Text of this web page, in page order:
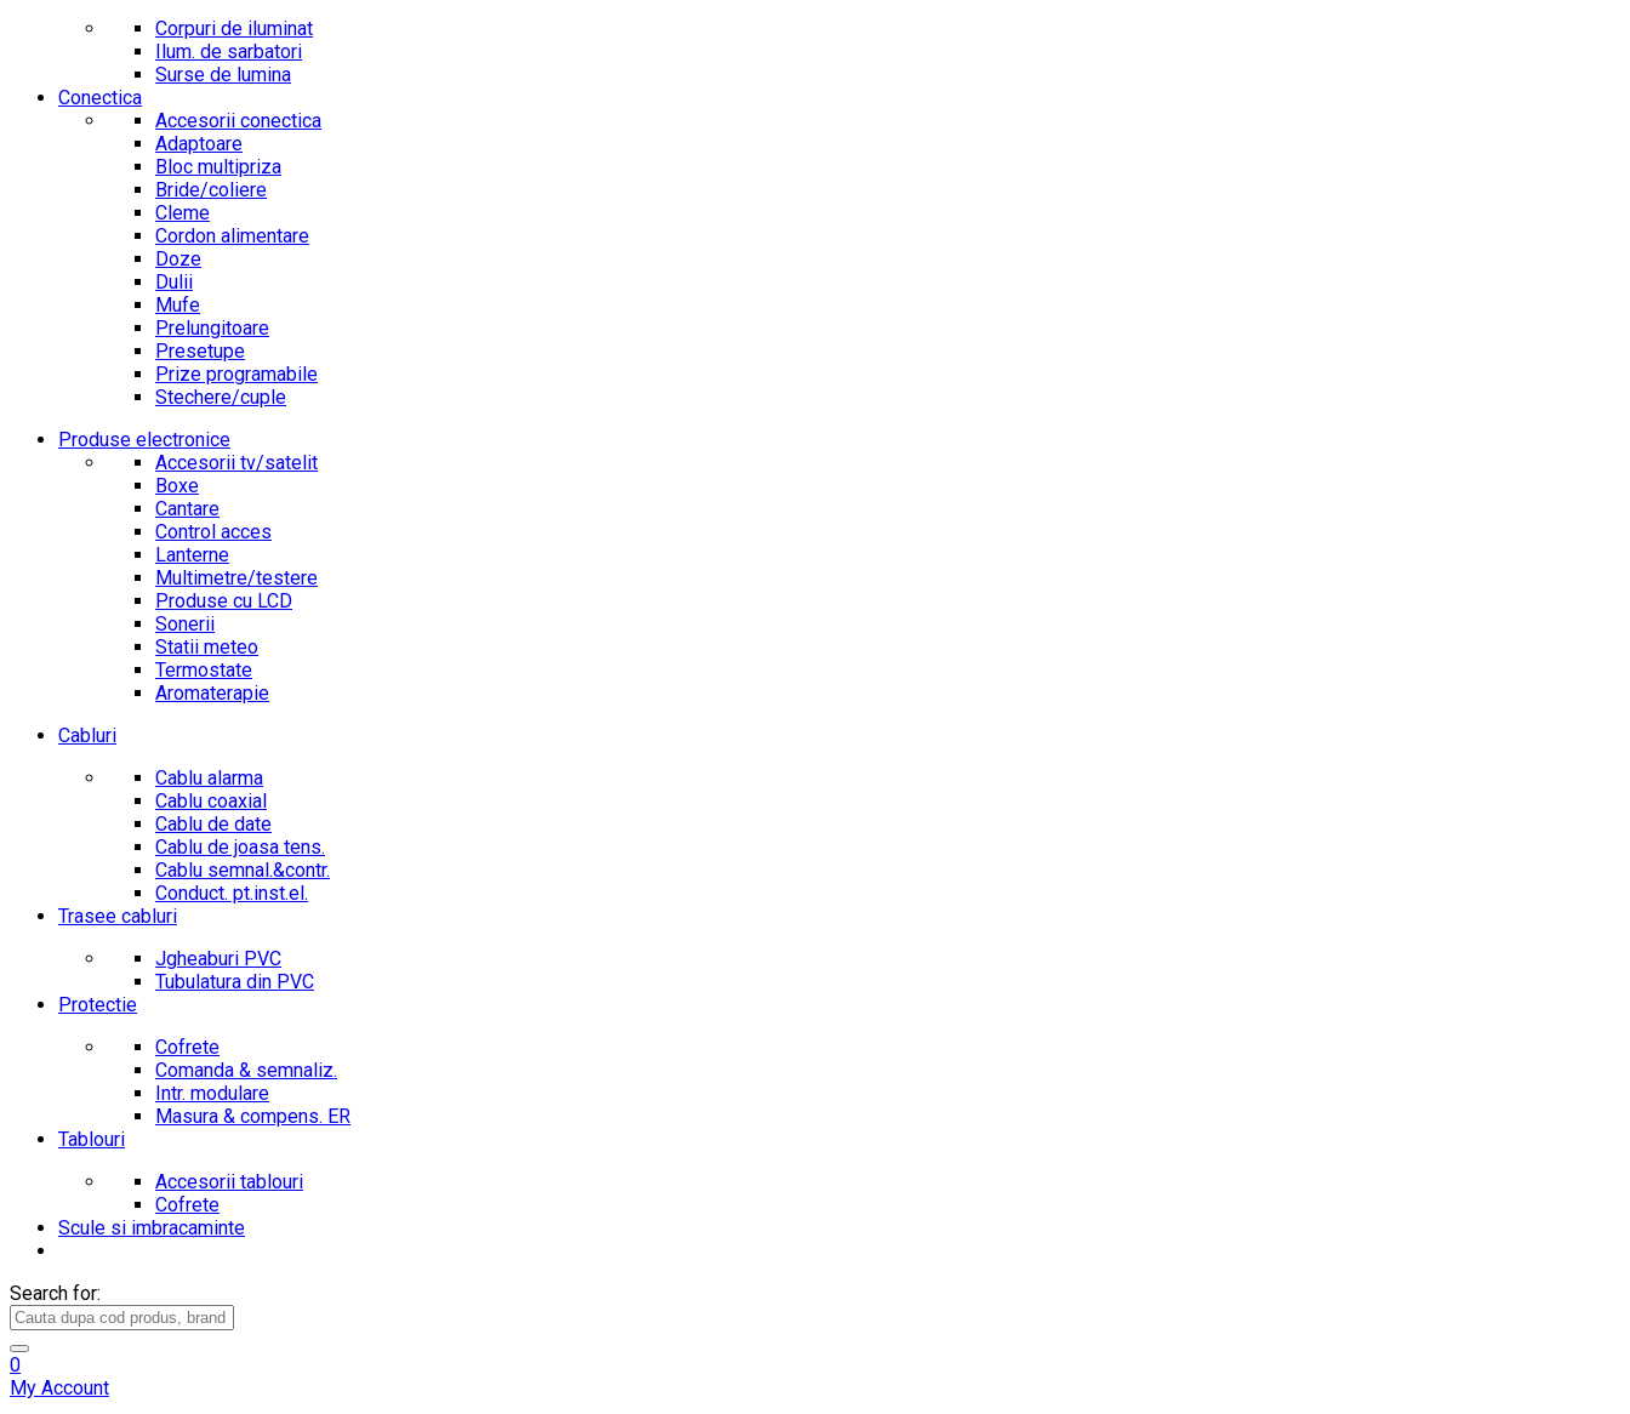
Corpuri de iluminat
Ilum. de sarbatori
Surse de lumina
Conectica
Accesorii conectica
Adaptoare
Bloc multipriza
Bride/coliere
Cleme
Cordon alimentare
Doze
Dulii
Mufe
Prelungitoare
Presetupe
Prize programabile
Stechere/cuple
Produse electronice
Accesorii tv/satelit
Boxe
Cantare
Control acces
Lanterne
Multimetre/testere
Produse cu LCD
Sonerii
Statii meteo
Termostate
Aromaterapie
Cabluri
Cablu alarma
Cablu coaxial
Cablu de date
Cablu de joasa tens.
Cablu semnal.&contr.
Conduct. pt.inst.el.
Trasee cabluri
Jgheaburi PVC
Tubulatura din PVC
Protectie
Cofrete
Comanda & semnaliz.
Intr. modulare
Masura & compens. ER
Tablouri
Accesorii tablouri
Cofrete
Scule si imbracaminte
Search for:
0
My Account